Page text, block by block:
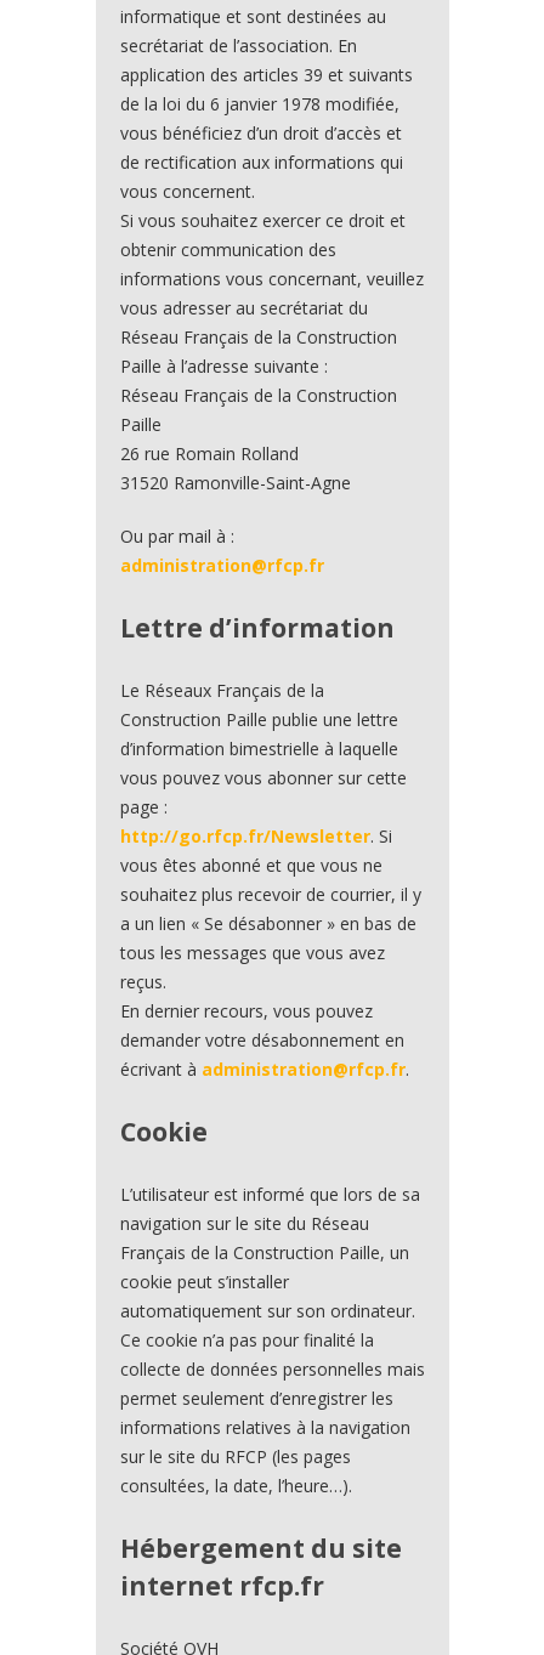
informatique et sont destinées au
secrétariat de l’association. En
application des articles 39 et suivants
de la loi du 6 janvier 1978 modifiée,
vous bénéficiez d’un droit d’accès et
de rectification aux informations qui
vous concernent.
Si vous souhaitez exercer ce droit et
obtenir communication des
informations vous concernant, veuillez
vous adresser au secrétariat du
Réseau Français de la Construction
Paille à l’adresse suivante :
Réseau Français de la Construction
Paille
26 rue Romain Rolland
31520 Ramonville-Saint-Agne
Ou par mail à :
administration@rfcp.fr
Lettre d’information
Le Réseaux Français de la
Construction Paille publie une lettre
d’information bimestrielle à laquelle
vous pouvez vous abonner sur cette
page :
http://go.rfcp.fr/Newsletter. Si
vous êtes abonné et que vous ne
souhaitez plus recevoir de courrier, il y
a un lien « Se désabonner » en bas de
tous les messages que vous avez
reçus.
En dernier recours, vous pouvez
demander votre désabonnement en
écrivant à administration@rfcp.fr.
Cookie
L’utilisateur est informé que lors de sa
navigation sur le site du Réseau
Français de la Construction Paille, un
cookie peut s’installer
automatiquement sur son ordinateur.
Ce cookie n’a pas pour finalité la
collecte de données personnelles mais
permet seulement d’enregistrer les
informations relatives à la navigation
sur le site du RFCP (les pages
consultées, la date, l’heure…).
Hébergement du site
internet rfcp.fr
Société OVH